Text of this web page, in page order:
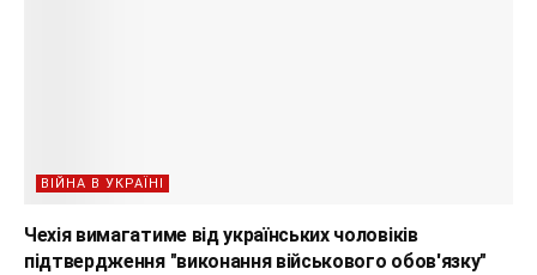
ВІЙНА В УКРАЇНІ
Чехія вимагатиме від українських чоловіків
підтвердження "виконання військового обов'язку"